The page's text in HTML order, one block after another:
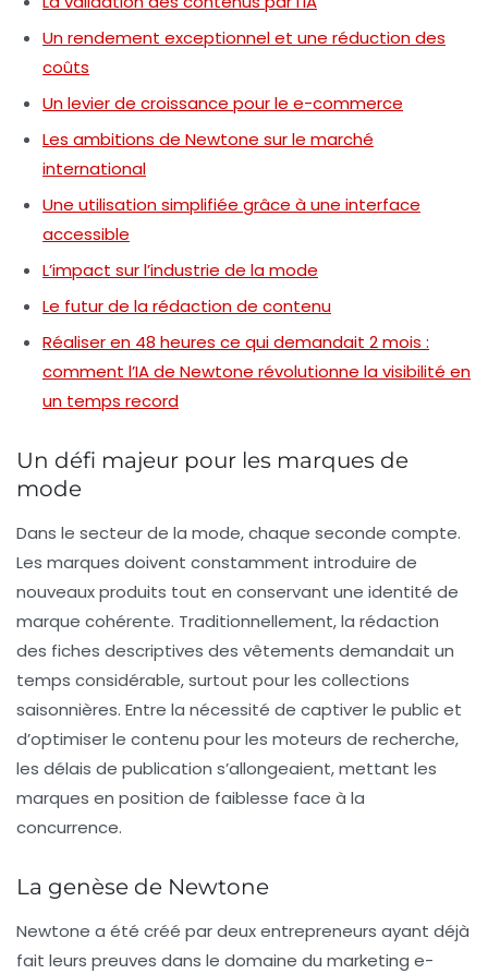
Un rendement exceptionnel et une réduction des
coûts
Un levier de croissance pour le e-commerce
Les ambitions de Newtone sur le marché
international
Une utilisation simplifiée grâce à une interface
accessible
L’impact sur l’industrie de la mode
Le futur de la rédaction de contenu
Réaliser en 48 heures ce qui demandait 2 mois :
comment l’IA de Newtone révolutionne la visibilité en
un temps record
Un défi majeur pour les marques de
mode
Dans le secteur de la mode, chaque seconde compte.
Les marques doivent constamment introduire de
nouveaux produits tout en conservant une identité de
marque cohérente. Traditionnellement, la rédaction
des fiches descriptives des vêtements demandait un
temps considérable, surtout pour les collections
saisonnières. Entre la nécessité de captiver le public et
d’optimiser le contenu pour les moteurs de recherche,
les délais de publication s’allongeaient, mettant les
marques en position de faiblesse face à la
concurrence.
La genèse de Newtone
Newtone a été créé par deux entrepreneurs ayant déjà
fait leurs preuves dans le domaine du marketing e-